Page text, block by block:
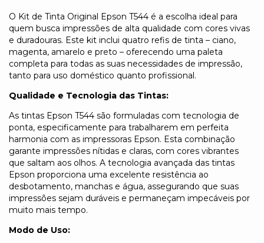
O Kit de Tinta Original Epson T544 é a escolha ideal para
quem busca impressões de alta qualidade com cores vivas
e duradouras. Este kit inclui quatro refis de tinta – ciano,
magenta, amarelo e preto – oferecendo uma paleta
completa para todas as suas necessidades de impressão,
tanto para uso doméstico quanto profissional.
Qualidade e Tecnologia das Tintas:
As tintas Epson T544 são formuladas com tecnologia de
ponta, especificamente para trabalharem em perfeita
harmonia com as impressoras Epson. Esta combinação
garante impressões nítidas e claras, com cores vibrantes
que saltam aos olhos. A tecnologia avançada das tintas
Epson proporciona uma excelente resistência ao
desbotamento, manchas e água, assegurando que suas
impressões sejam duráveis e permaneçam impecáveis por
muito mais tempo.
Modo de Uso: